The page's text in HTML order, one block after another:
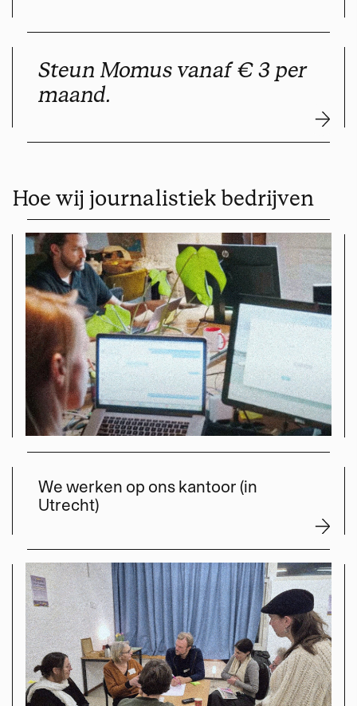
Steun Momus vanaf € 3 per
maand.
Hoe wij journalistiek bedrijven
We werken op ons kantoor (in
Utrecht)